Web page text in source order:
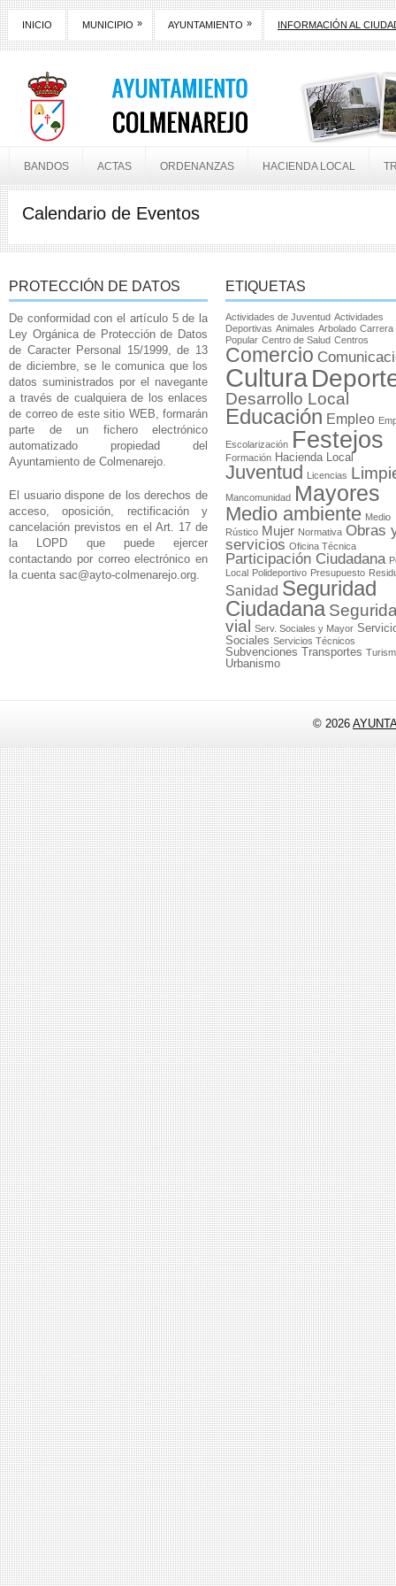
INICIO MUNICIPIO » AYUNTAMIENTO » INFORMACIÓN AL
BANDOS ACTAS ORDENANZAS HACIENDA LOCAL
Calendario de Eventos
PROTECCIÓN DE DATOS
De conformidad con el artículo 5 de la
Ley Orgánica de Protección de Datos
de Caracter Personal 15/1999, de 13
de diciembre, se le comunica que los
datos suministrados por el navegante
a través de cualquiera de los enlaces
de correo de este sitio WEB, formarán
parte de un fichero electrónico
automatizado propiedad del
Ayuntamiento de Colmenarejo.
El usuario dispone de los derechos de
acceso, oposición, rectificación y
cancelación previstos en el Art. 17 de
la LOPD que puede ejercer
contactando por correo electrónico en
la cuenta sac@ayto-colmenarejo.org.
ETIQUETAS
Actividades de Juventud Actividades
Deportivas Animales Arbolado Carrera
Popular Centro de Salud Centros
Comercio
Cultura
Desarrollo Local
Educación Empleo
Escolarización Festejos
Formación Hacienda Local
Juventud Licencias
Mancomunidad Mayores
Medio ambiente Medio
Rústico Mujer Normativa Obras
servicios Oficina Técnica
Participación Ciudadana
Local Polideportivo Presupuesto
Sanidad Seguridad
Ciudadana
vial
Serv. Sociales y Mayor
Sociales Servicios Técnicos
Subvenciones Transportes
Urbanismo
© 2026